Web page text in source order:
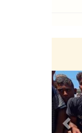
Previous